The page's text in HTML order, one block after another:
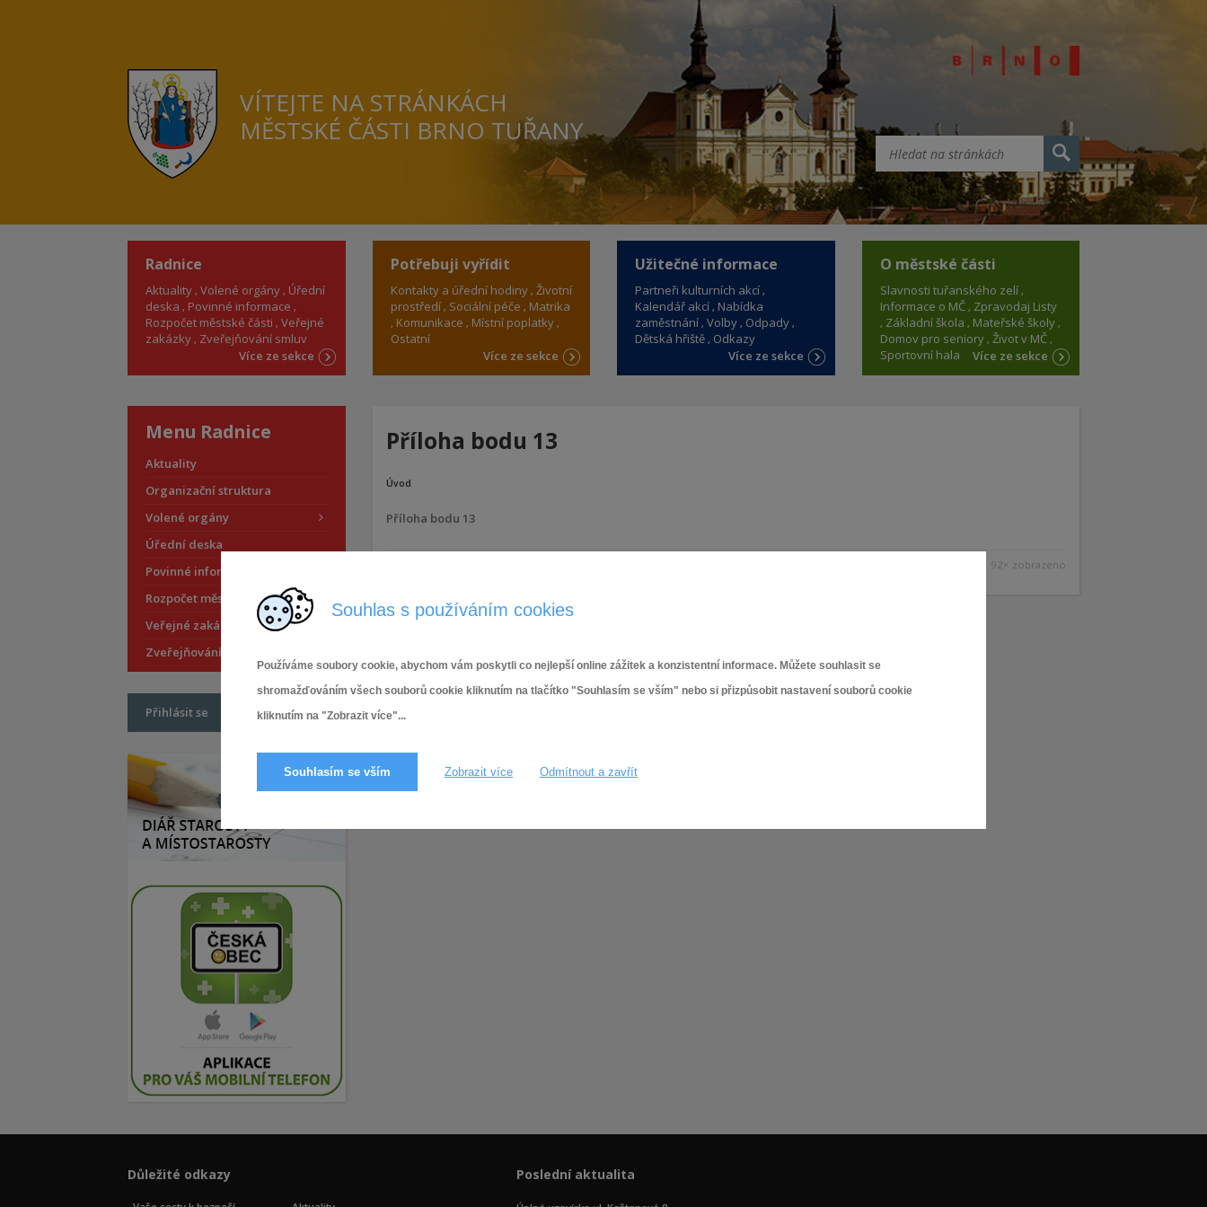
Souhlas s používáním cookies
Používáme soubory cookie, abychom vám poskytli co nejlepší online zážitek a konzistentní informace. Můžete souhlasit se
shromažďováním všech souborů cookie kliknutím na tlačítko "Souhlasím se vším" nebo si přizpůsobit nastavení souborů cookie
kliknutím na "Zobrazit více"...
Souhlasím se vším Zobrazit více Odmítnout a zavřít
VÍTEJTE NA STRÁNKÁCH
MĚSTSKÉ ČÁSTI BRNO TUŘANY
Radnice
Aktuality Volené orgány Úřední
deska
Povinné informace
Rozpočet městské části Veřejné
zakázky Zveřejňování smluv
Více ze sekce
Potřebuji vyřídit
Kontakty a úřední hodiny Životní
prostředí Sociální péče
Matrika
Komunikace
Místní poplatky
Ostatní
Více ze sekce
Užitečné informace
Partneři kulturních akcí
Kalendář akcí Nabídka
zaměstnání Volby Odpady
Dětská hřiště Odkazy
Více ze sekce
O městské části
Slavnosti tuřanského zelí
Informace o MČ Zpravodaj Listy
Základní škola
Mateřské školy
Domov pro seniory Život v MČ
Sportovní hala
Více ze sekce
Příloha bodu 13
Úvod
Příloha bodu 13
92× zobrazeno
Menu Radnice
Aktuality
Organizační struktura
Volené orgány
Úřední deska
Povinné informace
Rozpočet městské části
Veřejné zakázky
Zveřejňování smluv
Přihlásit se
Důležité odkazy Poslední aktualita